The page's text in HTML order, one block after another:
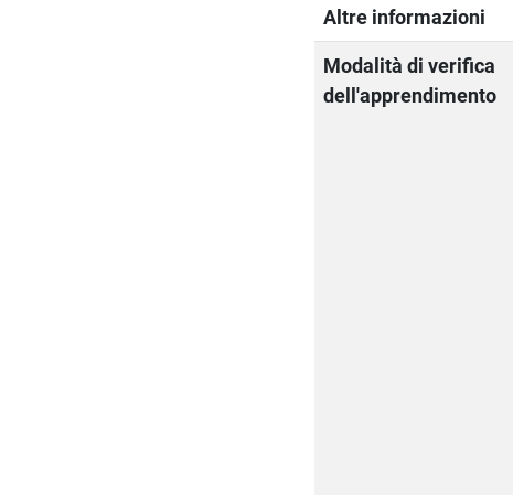
Altre informazioni
Modalità di verifica
dell'apprendimento